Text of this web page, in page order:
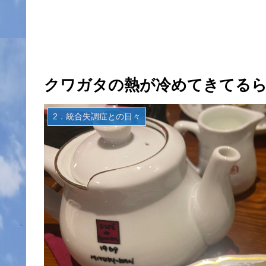
クワガタの熱が冷めてきてる
2．統合失調症との日々